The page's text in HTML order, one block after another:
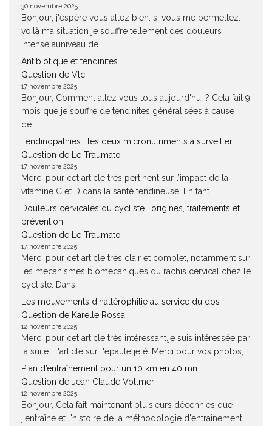
30 novembre 2025
Bonjour, j'espère vous allez bien. si vous me permettez.
voilà ma situation je souffre tellement des douleurs
intense auniveau de...
Antibiotique et tendinites
Question de Vlc
17 novembre 2025
Bonjour, Comment allez vous tous aujourd'hui ? Cela fait 9
mois que je souffre de tendinites généralisées à cause
de...
Tendinopathies : les deux micronutriments à surveiller
Question de Le Traumato
17 novembre 2025
Merci pour cet article très pertinent sur l’impact de la
vitamine C et D dans la santé tendineuse. En tant...
Douleurs cervicales du cycliste : origines, traitements et
prévention
Question de Le Traumato
17 novembre 2025
Merci pour cet article très clair et complet, notamment sur
les mécanismes biomécaniques du rachis cervical chez le
cycliste. Dans...
Les mouvements d’haltérophilie au service du dos
Question de Karelle Rossa
12 novembre 2025
Merci pour cet article très intéressant.je suis intéressée par
la suite : l'article sur l'epaulé jeté. Merci pour vos photos,...
Plan d’entraînement pour un 10 km en 40 mn
Question de Jean Claude Vollmer
12 novembre 2025
Bonjour, Cela fait maintenant pluisieurs décennies que
j'entraîne et l'histoire de la méthodologie d'entraînement